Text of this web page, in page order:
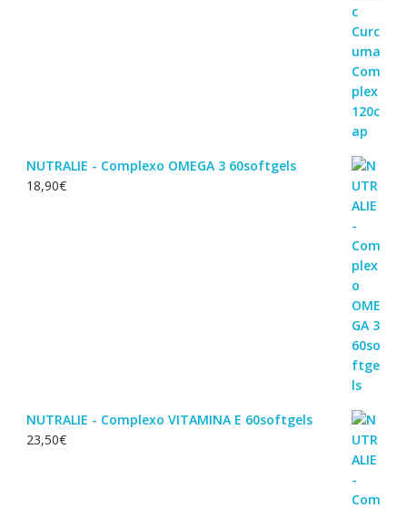
NUTRALIE - Complexo OMEGA 3 60softgels
18,90€
NUTRALIE - Complexo VITAMINA E 60softgels
23,50€